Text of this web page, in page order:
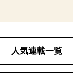
人気連載一覧